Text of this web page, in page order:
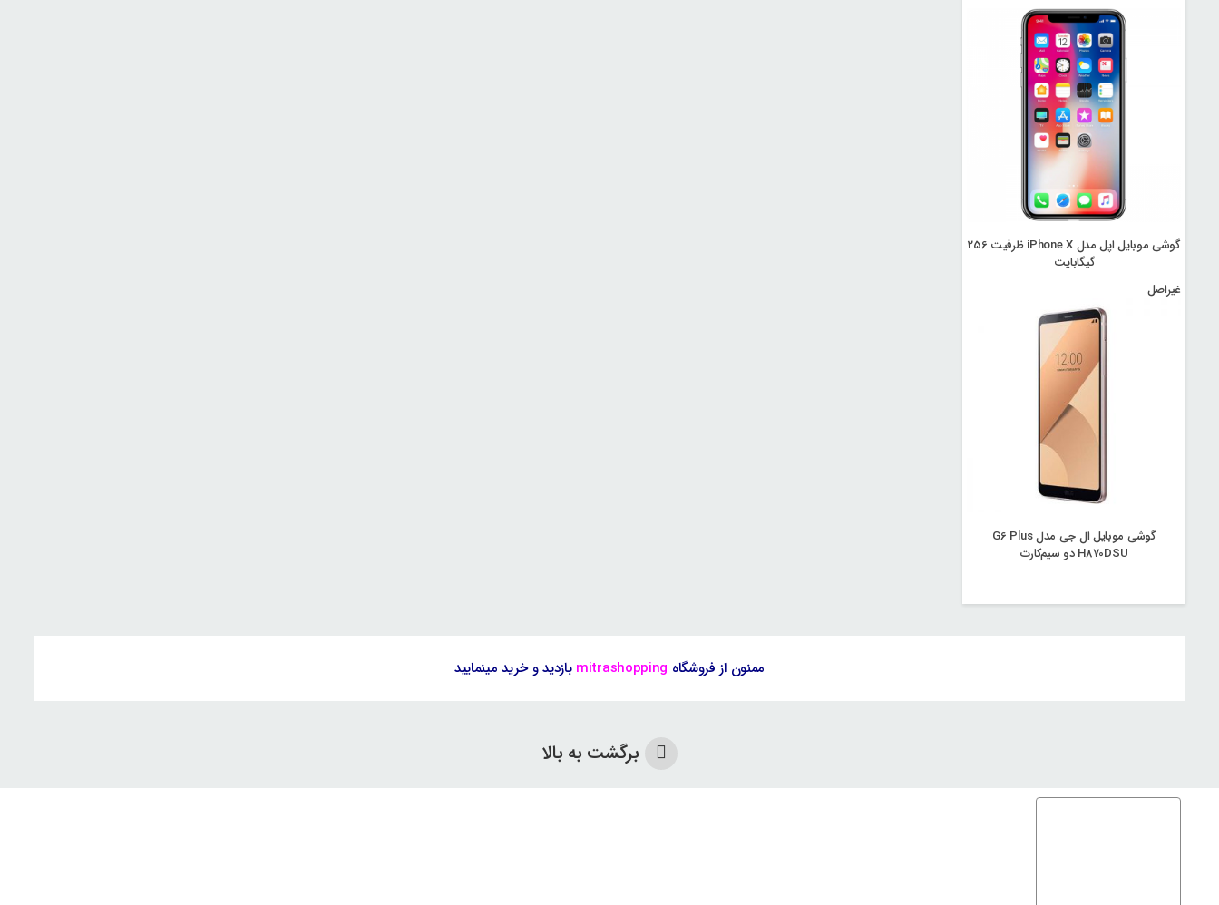
گوشی موبایل اپل مدل iPhone X ظرفیت 256
گیگابایت
غیراصل
گوشی موبایل ال جی مدل G6 Plus
H870DSU دو سیم‌کارت
ممنون از فروشگاه mitrashopping بازدید و خرید مینمایید
برگشت به بالا